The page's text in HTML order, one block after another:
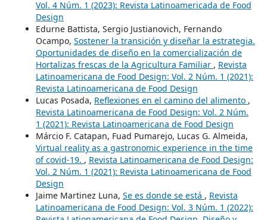
Vol. 4 Núm. 1 (2023): Revista Latinoamericada de Food
Design
Edurne Battista, Sergio Justianovich, Fernando
Ocampo, Sostener la transición y diseñar la estrategia.
Oportunidades de diseño en la comercialización de
Hortalizas frescas de la Agricultura Familiar , Revista
Latinoamericana de Food Design: Vol. 2 Núm. 1 (2021):
Revista Latinoamericana de Food Design
Lucas Posada, Reflexiones en el camino del alimento ,
Revista Latinoamericana de Food Design: Vol. 2 Núm.
1 (2021): Revista Latinoamericana de Food Design
Márcio F. Catapan, Fuad Pumarejo, Lucas G. Almeida,
Virtual reality as a gastronomic experience in the time
of covid-19. , Revista Latinoamericana de Food Design:
Vol. 2 Núm. 1 (2021): Revista Latinoamericana de Food
Design
Jaime Martinez Luna, Se es donde se está , Revista
Latinoamericana de Food Design: Vol. 3 Núm. 1 (2022):